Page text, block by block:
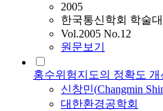
2005
한국통신학회 학술
Vol.2005 No.12
원문보기
홍수위험지도의 정확도
신창민(Changmin
대한환경공학회